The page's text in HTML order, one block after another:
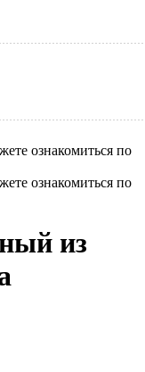
ознакомиться по
ознакомиться по
из